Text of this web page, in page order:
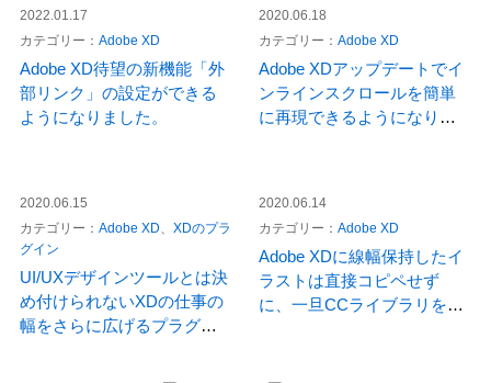
2022.01.17
カテゴリー： Adobe XD
Adobe XD待望の新機能「外
部リンク」の設定ができる
ようになりました。
2020.06.18
カテゴリー： Adobe XD
Adobe XDアップデートでイ
ンラインスクロールを簡単
に再現できるようになりま
2020.06.15
カテゴリー： Adobe XD
XDのプラ
グイン
UI/UXデザインツールとは決
め付けられないXDの仕事の
幅をさらに広げるプラグイ
2020.06.14
カテゴリー： Adobe XD
Adobe XDに線幅保持したイ
ラストは直接コピペせず
に、一旦CCライブラリを経